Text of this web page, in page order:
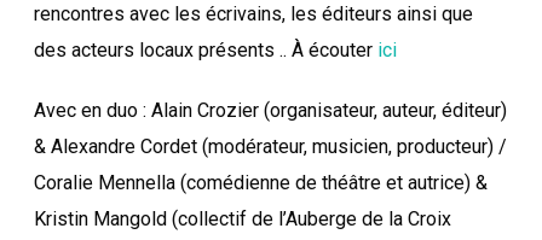
rencontres avec les écrivains, les éditeurs ainsi que
des acteurs locaux présents .. À écouter ici
Avec en duo : Alain Crozier (organisateur, auteur, éditeur)
& Alexandre Cordet (modérateur, musicien, producteur) /
Coralie Mennella (comédienne de théâtre et autrice) &
Kristin Mangold (collectif de l’Auberge de la Croix